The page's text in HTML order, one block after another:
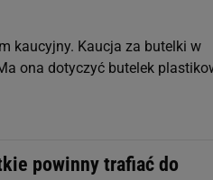
kaucyjny. Kaucja za butelki w
ona dotyczyć butelek
powinny trafiać do